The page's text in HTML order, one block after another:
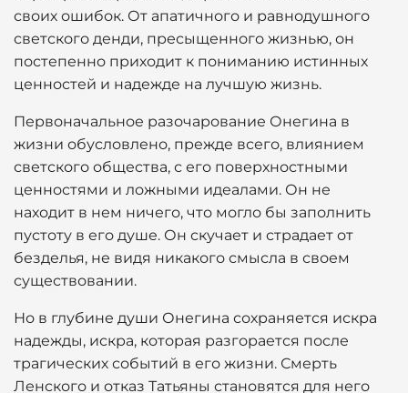
своих ошибок. От апатичного и равнодушного
светского денди, пресыщенного жизнью, он
постепенно приходит к пониманию истинных
ценностей и надежде на лучшую жизнь.
Первоначальное разочарование Онегина в
жизни обусловлено, прежде всего, влиянием
светского общества, с его поверхностными
ценностями и ложными идеалами. Он не
находит в нем ничего, что могло бы заполнить
пустоту в его душе. Он скучает и страдает от
безделья, не видя никакого смысла в своем
существовании.
Но в глубине души Онегина сохраняется искра
надежды, искра, которая разгорается после
трагических событий в его жизни. Смерть
Ленского и отказ Татьяны становятся для него